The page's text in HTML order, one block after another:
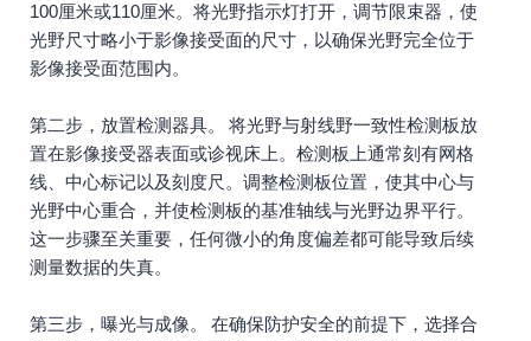
100厘米或110厘米。将光野指示灯打开，调节限束器，使
光野尺寸略小于影像接受面的尺寸，以确保光野完全位于
影像接受面范围内。
第二步，放置检测器具。 将光野与射线野一致性检测板放
置在影像接受器表面或诊视床上。检测板上通常刻有网格
线、中心标记以及刻度尺。调整检测板位置，使其中心与
光野中心重合，并使检测板的基准轴线与光野边界平行。
这一步骤至关重要，任何微小的角度偏差都可能导致后续
测量数据的失真。
第三步，曝光与成像。 在确保防护安全的前提下，选择合